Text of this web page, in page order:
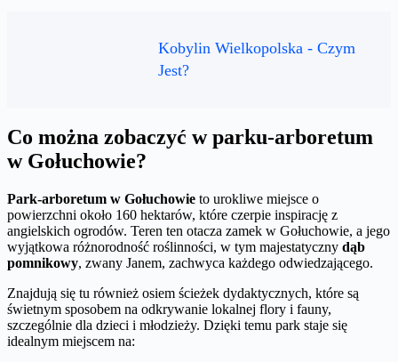
Kobylin Wielkopolska - Czym
Jest?
Co można zobaczyć w parku-arboretum
w Gołuchowie?
Park-arboretum w Gołuchowie to urokliwe miejsce o
powierzchni około 160 hektarów, które czerpie inspirację z
angielskich ogrodów. Teren ten otacza zamek w Gołuchowie, a jego
wyjątkowa różnorodność roślinności, w tym majestatyczny dąb
pomnikowy, zwany Janem, zachwyca każdego odwiedzającego.
Znajdują się tu również osiem ścieżek dydaktycznych, które są
świetnym sposobem na odkrywanie lokalnej flory i fauny,
szczególnie dla dzieci i młodzieży. Dzięki temu park staje się
idealnym miejscem na: